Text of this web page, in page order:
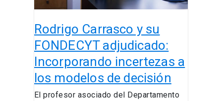
Rodrigo Carrasco y su
FONDECYT adjudicado:
Incorporando incertezas a
los modelos de decisión
El profesor asociado del Departamento
modelos
de
decisión